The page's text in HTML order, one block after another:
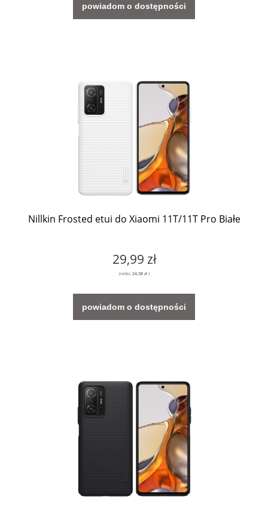
powiadom o dostępności
Nillkin Frosted etui do Xiaomi 11T/11T Pro Białe
29,99 zł
(netto: 24,38 zł)
powiadom o dostępności